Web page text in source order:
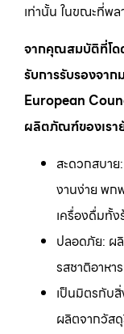
เท่านั้น ในขณะที่พล
จากคุณสมบัติที่โด
รับการรับรองจาก
European
ผลิตภัณฑ์ของเรา
สะดวกสบาย
งานง่าย พก
เครื่องดื่มทั้ง
ปลอดภัย: ผ
รสชาติอาห
เป็นมิตรกับ
ผลิตจากวัส